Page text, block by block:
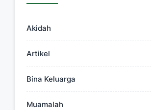
Akidah
Artikel
Bina Keluarga
Muamalah